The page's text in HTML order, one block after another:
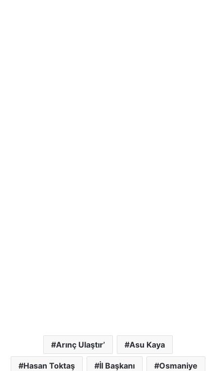
Arınç Ulaştır’ Asu Kaya
Hasan Toktaş İl Başkanı Osmaniye